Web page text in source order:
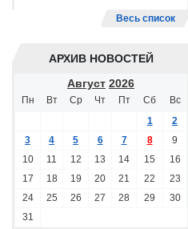
Весь список
АРХИВ НОВОСТЕЙ
Август 2026
Пн Вт Ср Чт Пт Сб
Вс
1
2
3
4 5 6 7 8
9
10
11 12 13 14 15
16
17
18 19 20 21 22
23
24
25 26 27 28 29
30
31